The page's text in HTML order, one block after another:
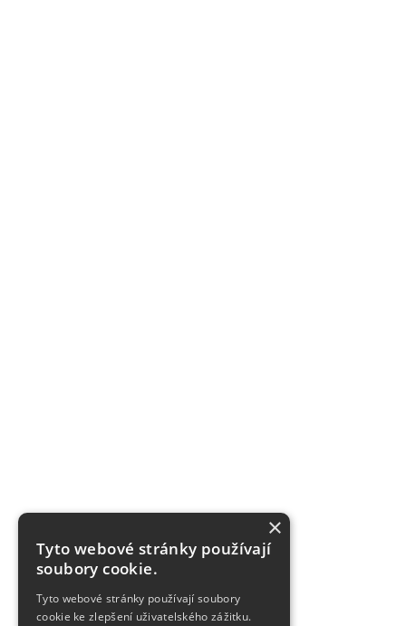
×
Tyto webové stránky používají
soubory cookie.
Tyto webové stránky používají soubory
cookie ke zlepšení uživatelského zážitku.